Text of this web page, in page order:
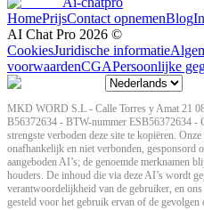
HomePrijsContact opnemenBlog
AI Chat Pro 2026 ©
CookiesJuridische informatie
voorwaardenCGAPersoonlijke
MKD WORD S.L - Calle Torres y Amat 21
B56372634 - BTW-nummer ESB56372634
strengste verboden deze site te kopiëren.
onafhankelijk en niet verbonden, gesponsord
aangeboden AI’s; de genoemde merknamen
houders. De inhoud die via deze AI’s wordt
verantwoordelijkheid van de gebruiker, en
gesteld voor het gebruik ervan of de gevolgen